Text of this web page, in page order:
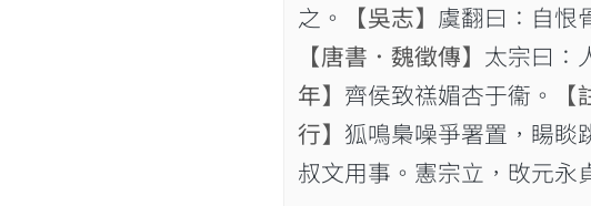
之。
【吳志】 虞翻曰：自恨
【唐書．魏徵傳】 太宗曰：
年】 齊侯致禚媚杏于衞。 【
行】 狐鳴梟噪爭署置，䁑睒
叔文用事。憲宗立，攺元永